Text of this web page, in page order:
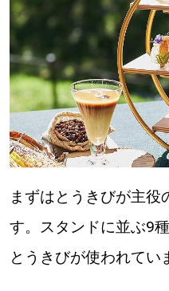
北海道で暮ら
明日への”きっ
パートナーメディア
まずはとうきびが主役
す。スタンドに並ぶ9
とうきびが使われてい